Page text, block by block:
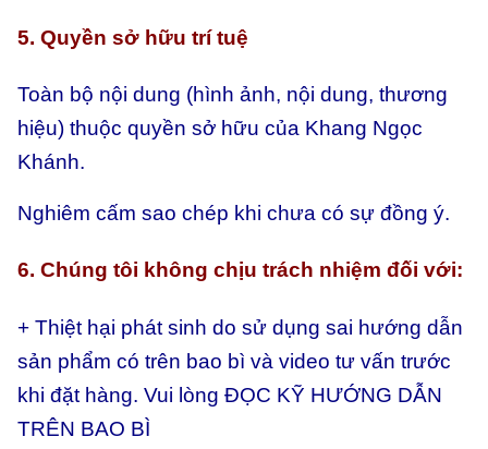
5. Quyền sở hữu trí tuệ
Toàn bộ nội dung (hình ảnh, nội dung, thương
hiệu) thuộc quyền sở hữu của Khang Ngọc
Khánh.
Nghiêm cấm sao chép khi chưa có sự đồng ý.
6. Chúng tôi không chịu trách nhiệm đối với:
+ Thiệt hại phát sinh do sử dụng sai hướng dẫn
sản phẩm có trên bao bì và video tư vấn trước
khi đặt hàng. Vui lòng ĐỌC KỸ HƯỚNG DẪN
TRÊN BAO BÌ